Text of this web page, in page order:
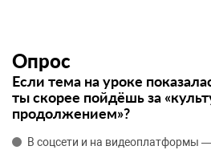
Опрос
Если тема на уроке
ты скорее пойдёшь за
продолжением»?
В соцсети и на видеоплатформы